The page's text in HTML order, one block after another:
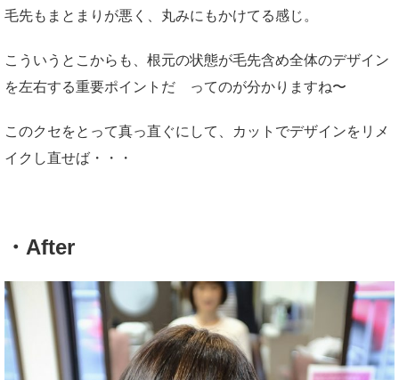
毛先もまとまりが悪く、丸みにもかけてる感じ。
こういうとこからも、根元の状態が毛先含め全体のデザイン
を左右する重要ポイントだ ってのが分かりますね〜
このクセをとって真っ直ぐにして、カットでデザインをリメ
イクし直せば・・・
・After